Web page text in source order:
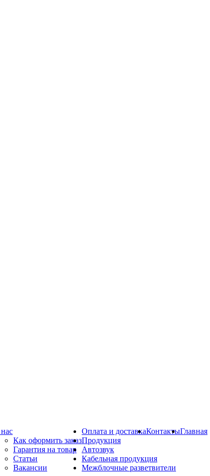
Как оформить заказ
Гарантия на товар
Статьи
Вакансии
Оплата и доставкаКонтактыГлавная
Продукция
Автозвук
Кабельная продукция
Межблочные разветвители